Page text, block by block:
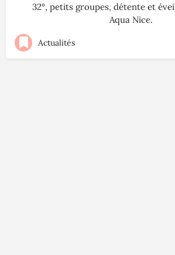
32°, petits groupes, détente et
Aqua Nice.
Actualités